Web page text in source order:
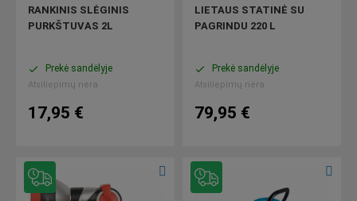
RANKINIS SLĖGINIS
PURKŠTUVAS 2L
done Prekė sandėlyje
Atsiliepimų nėra
17,95 €
LIETAUS STATINĖ SU
PAGRINDU 220 L
done Prekė sandėlyje
Atsiliepimų nėra
79,95 €